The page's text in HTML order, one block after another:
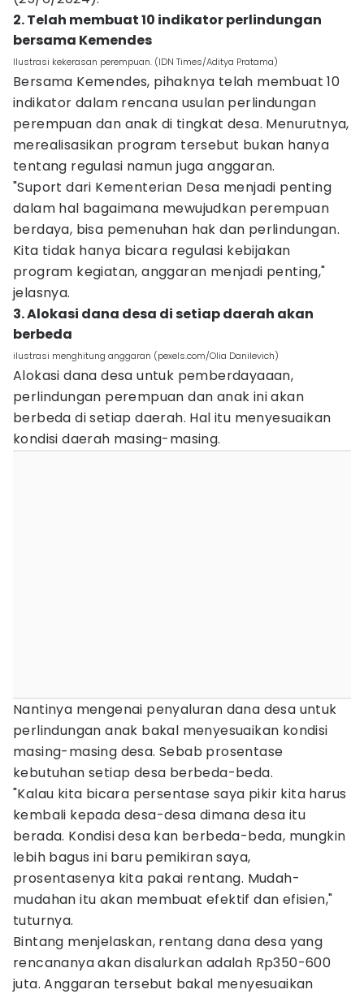
2. Telah membuat 10 indikator perlindungan
bersama Kemendes
Ilustrasi kekerasan perempuan. (IDN Times/Aditya Pratama)
Bersama Kemendes, pihaknya telah membuat 10
indikator dalam rencana usulan perlindungan
perempuan dan anak di tingkat desa. Menurutnya,
merealisasikan program tersebut bukan hanya
tentang regulasi namun juga anggaran.
"Suport dari Kementerian Desa menjadi penting
dalam hal bagaimana mewujudkan perempuan
berdaya, bisa pemenuhan hak dan perlindungan.
Kita tidak hanya bicara regulasi kebijakan
program kegiatan, anggaran menjadi penting,"
jelasnya.
3. Alokasi dana desa di setiap daerah akan
berbeda
ilustrasi menghitung anggaran (pexels.com/Olia Danilevich)
Alokasi dana desa untuk pemberdayaaan,
perlindungan perempuan dan anak ini akan
berbeda di setiap daerah. Hal itu menyesuaikan
kondisi daerah masing-masing.
Nantinya mengenai penyaluran dana desa untuk
perlindungan anak bakal menyesuaikan kondisi
masing-masing desa. Sebab prosentase
kebutuhan setiap desa berbeda-beda.
"Kalau kita bicara persentase saya pikir kita harus
kembali kepada desa-desa dimana desa itu
berada. Kondisi desa kan berbeda-beda, mungkin
lebih bagus ini baru pemikiran saya,
prosentasenya kita pakai rentang. Mudah-
mudahan itu akan membuat efektif dan efisien,"
tuturnya.
Bintang menjelaskan, rentang dana desa yang
rencananya akan disalurkan adalah Rp350-600
juta. Anggaran tersebut bakal menyesuaikan